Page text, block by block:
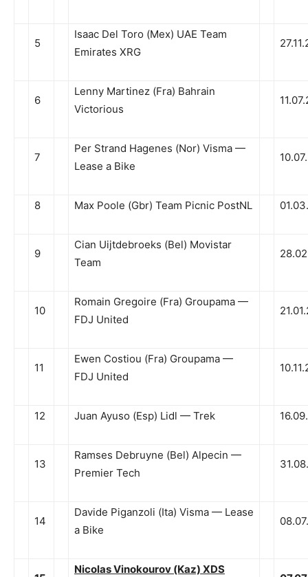
5
Isaac Del Toro (Mex) UAE Team
Emirates XRG
6
Lenny Martinez (Fra) Bahrain
Victorious
7
Per Strand Hagenes (Nor) Visma —
Lease a Bike
8 Max Poole (Gbr) Team Picnic PostNL
9
Cian Uijtdebroeks (Bel) Movistar
Team
10
Romain Gregoire (Fra) Groupama —
FDJ United
11
Ewen Costiou (Fra) Groupama —
FDJ United
12 Juan Ayuso (Esp) Lidl — Trek
13
Ramses Debruyne (Bel) Alpecin —
Premier Tech
14
Davide Piganzoli (Ita) Visma — Lease
a Bike
Nicolas Vinokourov (Kaz) XDS